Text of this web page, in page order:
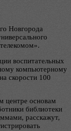
Новгорода
воспитательных
компьютерному
скорости 100
центре основам
библиотеки
расскажут,